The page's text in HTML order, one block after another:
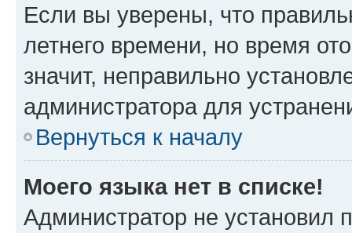
Если вы уверены, что
летнего времени, но время
значит, неправильно
администратора для
Вернуться к началу
Моего языка нет в списке!
Администратор не установил